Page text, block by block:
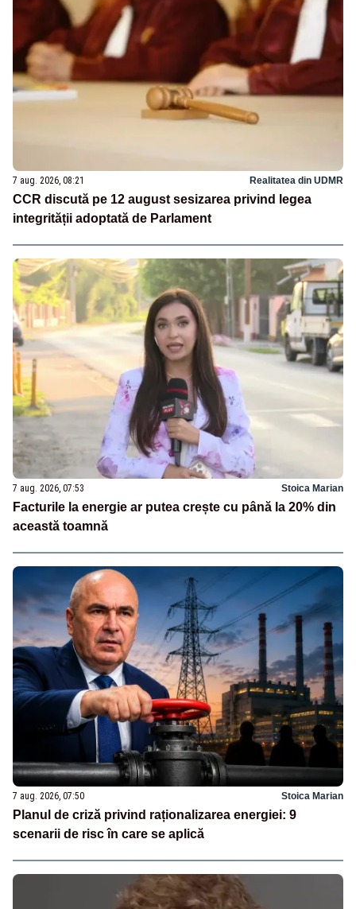
7 aug. 2026, 08:21 Realitatea din UDMR
CCR discută pe 12 august sesizarea privind legea
integrității adoptată de Parlament
7 aug. 2026, 07:53 Stoica Marian
Facturile la energie ar putea crește cu până la 20% din
această toamnă
7 aug. 2026, 07:50 Stoica Marian
Planul de criză privind raționalizarea energiei: 9
scenarii de risc în care se aplică